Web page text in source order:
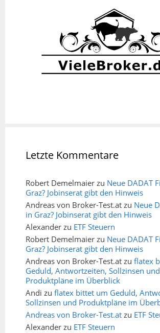
Letzte Kommentare
Robert Demelmaier zu Neue DADAT
Graz? Jobinserat gibt den Hinweis
Andreas von Broker-Test.at zu Neue
in Graz? Jobinserat gibt den Hinweis
Alexander zu ETF Steuern
Robert Demelmaier zu Neue DADAT
Graz? Jobinserat gibt den Hinweis
Andreas von Broker-Test.at zu flatex
Geduld, Antwortzeiten, Sollzinsen und
Produktpläne im Überblick
Andi zu flatex bittet um Geduld,
Sollzinsen und Produktpläne im
Andreas von Broker-Test.at zu ETF
Alexander zu ETF Steuern